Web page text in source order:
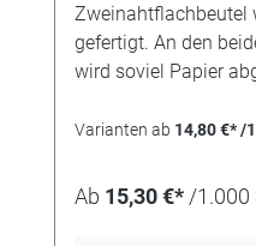
Zweinahtflachbeutel
gefertigt. An den
wird soviel Papier
Technik des
innen geknickt und
danach der
Varianten ab 14,80 €* /
Ab 15,30 €* /1.000